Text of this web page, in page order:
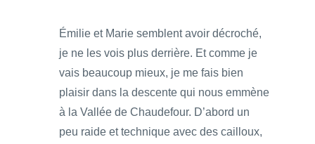
Émilie et Marie semblent avoir décroché,
je ne les vois plus derrière. Et comme je
vais beaucoup mieux, je me fais bien
plaisir dans la descente qui nous emmène
à la Vallée de Chaudefour. D’abord un
peu raide et technique avec des cailloux,